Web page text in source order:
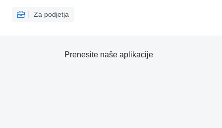
Za podjetja
Prenesite naše aplikacije